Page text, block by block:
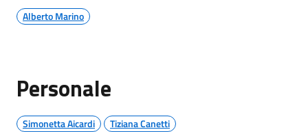
Alberto Marino
Personale
Simonetta Aicardi Tiziana Canetti